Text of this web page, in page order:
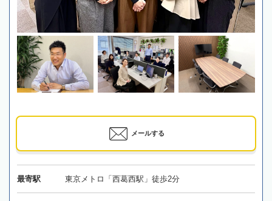
メールする
最寄駅 東京メトロ「西葛西駅」徒歩2分